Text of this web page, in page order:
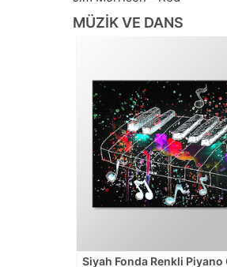
MÜZIK VE DANS
Siyah Fonda Renkli Piyano